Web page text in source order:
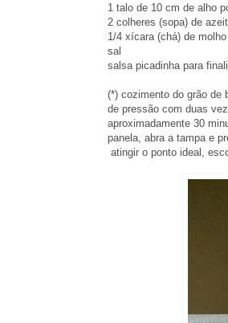
1 talo de 10 cm de alho
2 colheres (sopa) de
1/4 xícara (chá) de
sal
salsa picadinha para
(*) cozimento do grão de
de pressão com duas
aproximadamente 30
panela, abra a tampa e
atingir o ponto ideal,